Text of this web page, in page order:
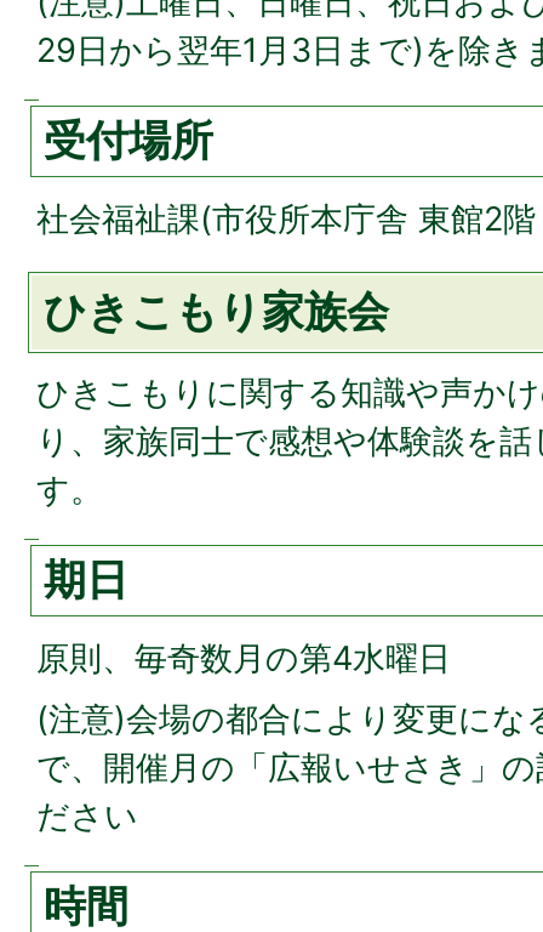
29日から翌年1月3日まで)を除き
受付場所
社会福祉課(市役所本庁舎 東館2
ひきこもり家族会
ひきこもりに関する知識や声か
り、家族同士で感想や体験談を
す。
期日
原則、毎奇数月の第4水曜日
(注意)会場の都合により変更に
で、開催月の「広報いせさき」
ださい
時間